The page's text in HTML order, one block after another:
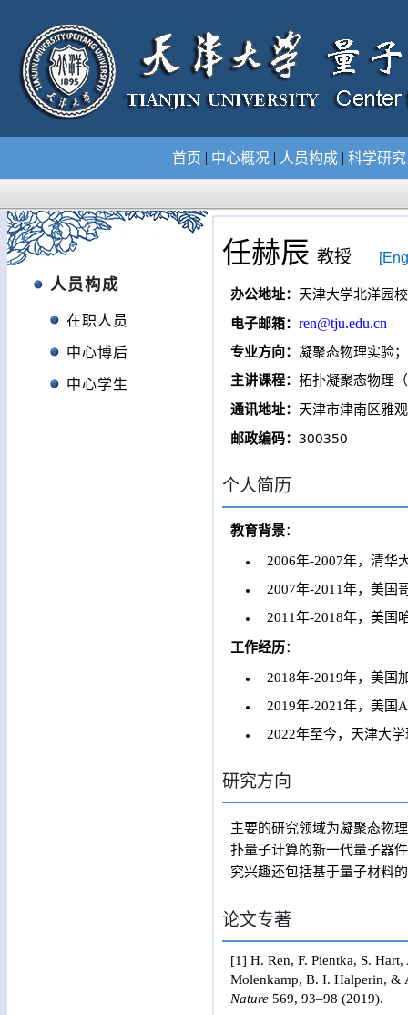
首页 | 中心概况 | 人员构成 | 科学研
人员构成
在职人员
中心博后
中心学生
任赫辰 教授
办公地址： 天津大学北洋园
电子邮箱： ren@tju.edu.cn
专业方向： 凝聚态物理实验
主讲课程： 拓扑凝聚态物理
通讯地址： 天津市津南区雅
邮政编码： 300350
个人简历
教育背景：
2006年-2007年，清华
2007年-2011年，美国
2011年-2018年，美国
工作经历：
2018年-2019年，美国
2019年-2021年，美国
2022年至今，天津大
研究方向
主要的研究领域为凝聚态物
扑量子计算的新一代量子器
究兴趣还包括基于量子材料
论文专著
[1] H. Ren, F. Pientka, S.
Molenkamp, B. I. Halperin, &
Nature 569, 93–98 (2019).